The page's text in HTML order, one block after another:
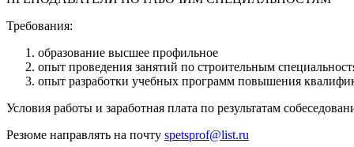
Требования:
образование высшее профильное
опыт проведения занятий по строительным
опыт разработки учебных программ повышения
Условия работы и заработная плата по результатам
Резюме направлять на почту spetsprof@list.ru